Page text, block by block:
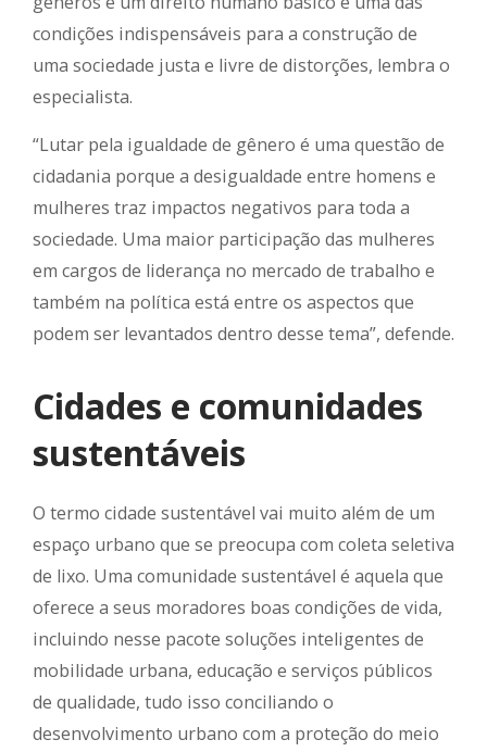
condições indispensáveis para a construção de
uma sociedade justa e livre de distorções, lembra o
especialista.
“Lutar pela igualdade de gênero é uma questão de
cidadania porque a desigualdade entre homens e
mulheres traz impactos negativos para toda a
sociedade. Uma maior participação das mulheres
em cargos de liderança no mercado de trabalho e
também na política está entre os aspectos que
podem ser levantados dentro desse tema”, defende.
Cidades e comunidades
sustentáveis
O termo cidade sustentável vai muito além de um
espaço urbano que se preocupa com coleta seletiva
de lixo. Uma comunidade sustentável é aquela que
oferece a seus moradores boas condições de vida,
incluindo nesse pacote soluções inteligentes de
mobilidade urbana, educação e serviços públicos
de qualidade, tudo isso conciliando o
desenvolvimento urbano com a proteção do meio